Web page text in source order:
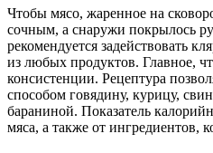
Чтобы мясо, жаренное на
сочным, а снаружи покрылось
рекомендуется задействовать
из любых продуктов. Главное,
консистенции. Рецептура
способом говядину, курицу,
бараниной. Показатель
мяса, а также от ингредиентов,